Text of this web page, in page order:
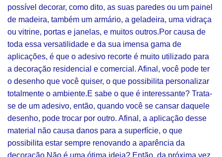
possível decorar, como dito, as suas paredes ou um painel
de madeira, também um armário, a geladeira, uma vidraça
ou vitrine, portas e janelas, e muitos outros.Por causa de
toda essa versatilidade e da sua imensa gama de
aplicações, é que o adesivo recorte é muito utilizado para
a decoração residencial e comercial. Afinal, você pode ter
o desenho que você quiser, o que possibilita personalizar
totalmente o ambiente.E sabe o que é interessante? Trata-
se de um adesivo, então, quando você se cansar daquele
desenho, pode trocar por outro. Afinal, a aplicação desse
material não causa danos para a superfície, o que
possibilita estar sempre renovando a aparência da
decoração.Não é uma ótima ideia? Então, da próxima vez